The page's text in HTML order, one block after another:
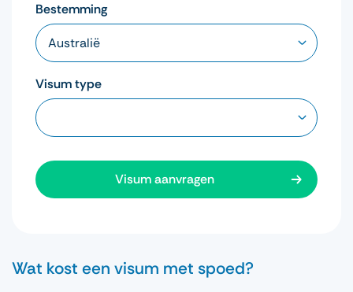
Bestemming
Visum type
Visum aanvragen
Wat kost een visum met spoed?